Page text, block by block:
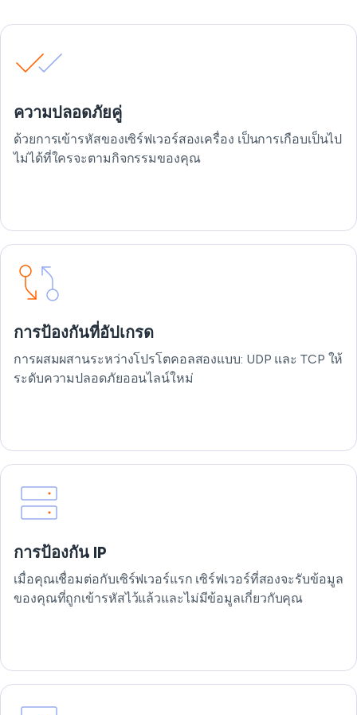
ความปลอดภัยคู่
ด้วยการเข้ารหัสของเซิร์ฟเวอร์สองเครื่อง เป็นการเกือบเป็นไป
ไม่ได้ที่ใครจะตามกิจกรรมของคุณ
การป้องกันที่อัปเกรด
การผสมผสานระหว่างโปรโตคอลสองแบบ: UDP และ TCP ให้
ระดับความปลอดภัยออนไลน์ใหม่
การป้องกัน IP
เมื่อคุณเชื่อมต่อกับเซิร์ฟเวอร์แรก เซิร์ฟเวอร์ที่สองจะรับข้อมูล
ของคุณที่ถูกเข้ารหัสไว้แล้วและไม่มีข้อมูลเกี่ยวกับคุณ